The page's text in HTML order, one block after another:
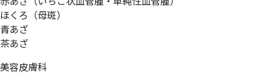
ほくろ（母斑）
青あざ
茶あざ
美容皮膚科